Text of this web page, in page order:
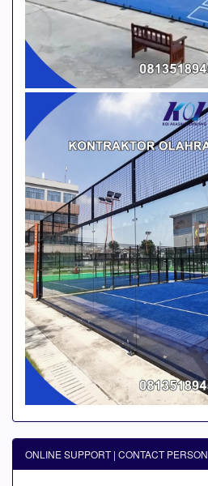
ONLINE SUPPORT | CONTACT PERSON